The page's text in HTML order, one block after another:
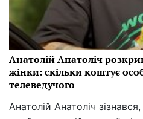
Анатолій Анатоліч
жінки: скільки коштує
телеведучого
Анатолій Анатоліч